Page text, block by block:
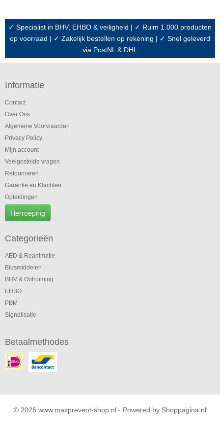
✓ Specialist in BHV, EHBO & veiligheid | ✓ Ruim 1.000 producten
op voorraad | ✓ Zakelijk bestellen op rekening | ✓ Snel geleverd
via PostNL & DHL
Informatie
Contact
Over Ons
Algemene Voorwaarden
Privacy Policy
Mijn account
Veelgestelde vragen
Retourneren
Garantie en Klachten
Opleidingen
Herroeping
Categorieën
AED & Reanimatie
Blusmiddelen
BHV & Ontruiming
EHBO
PBM
Signalisatie
Betaalmethodes
© 2026 www.maxprevent-shop.nl - Powered by Shoppagina.nl